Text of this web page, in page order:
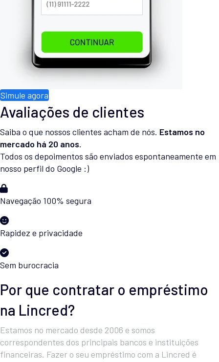
Simule agora
Avaliações de clientes
Saiba o que nossos clientes acham de nós. Estamos no
mercado há 20 anos.
Todos os depoimentos são enviados espontaneamente em
nosso perfil do Google :)
Navegação 100% segura
Rapidez e privacidade
Sem burocracia
Por que contratar o empréstimo
na Lincred?
Estamos no mercado desde 2006 e somos
correspondentes dos principais bancos e instituições
financeiras. Fazer o seu empréstimo com a Lincred é